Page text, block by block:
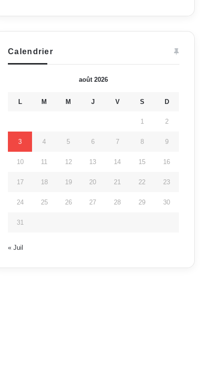
Calendrier
août 2026
L M M J V S D
1 2
3 4 5 6 7 8 9
10 11 12 13 14 15 16
17 18 19 20 21 22 23
24 25 26 27 28 29 30
31
« Juil